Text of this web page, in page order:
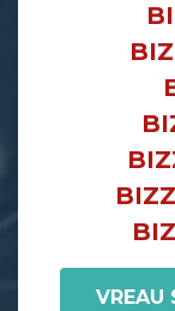
VREAU